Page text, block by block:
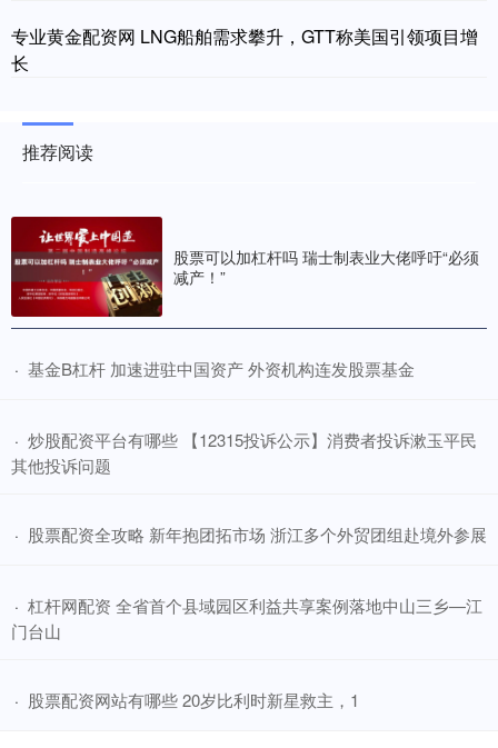
专业黄金配资网 LNG船舶需求攀升，GTT称美国引领项目增
长
推荐阅读
股票可以加杠杆吗 瑞士制表业大佬呼吁“必须
减产！”
· ​基金B杠杆 加速进驻中国资产 外资机构连发股票基金
· ​炒股配资平台有哪些 【12315投诉公示】消费者投诉漱玉平民
其他投诉问题
· ​股票配资全攻略 新年抱团拓市场 浙江多个外贸团组赴境外参展
· ​杠杆网配资 全省首个县域园区利益共享案例落地中山三乡—江
门台山
· ​股票配资网站有哪些 20岁比利时新星救主，1